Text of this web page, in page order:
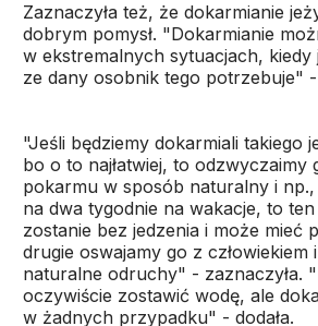
Zaznaczyła też, że dokarmianie
dobrym pomysł. "Dokarmianie
w ekstremalnych sytuacjach, kiedy
ze dany osobnik tego potrzebuje" -
"Jeśli będziemy dokarmiali takiego
bo o to najłatwiej, to odzwyczaimy
pokarmu w sposób naturalny i np.,
na dwa tygodnie na wakacje, to
zostanie bez jedzenia i może mieć
drugie oswajamy go z człowiekiem
naturalne odruchy" - zaznaczyła.
oczywiście zostawić wodę, ale
w żadnych przypadku" - dodała.